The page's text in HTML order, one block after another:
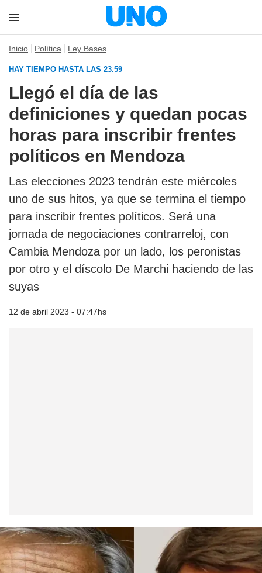
Inicio Política Ley Bases
HAY TIEMPO HASTA LAS 23.59
Llegó el día de las
definiciones y quedan pocas
horas para inscribir frentes
políticos en Mendoza
Las elecciones 2023 tendrán este miércoles
uno de sus hitos, ya que se termina el tiempo
para inscribir frentes políticos. Será una
jornada de negociaciones contrarreloj, con
Cambia Mendoza por un lado, los peronistas
por otro y el díscolo De Marchi haciendo de las
suyas
12 de abril 2023 - 07:47hs